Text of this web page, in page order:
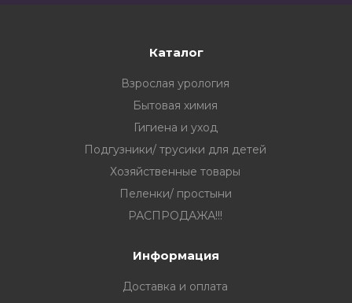
Каталог
Взрослая урология
Бытовая химия
Гигиена и уход
Подгузники/ трусики для детей
Хозяйственные товары
Пеленки/ простыни
РАСПРОДАЖА!!!
Информация
Доставка и оплата